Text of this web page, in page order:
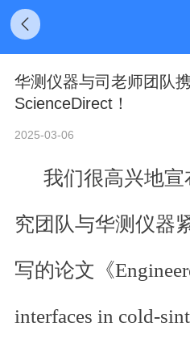
华测仪器与司老师团队
ScienceDirect！
2025-03-06
我们很高兴地
究团队与华测仪器
写的论文《
interfaces in cold-